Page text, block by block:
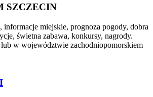
SZCZECIN
informacje miejskie, prognoza pogody, dobra
świetna zabawa, konkursy, nagrody.
lub w województwie zachodniopomorskiem